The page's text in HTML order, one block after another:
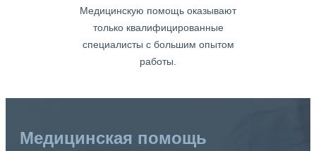
Медицинскую помощь оказывают
только квалифицированные
специалисты с большим опытом
работы.
Медицинская помощь